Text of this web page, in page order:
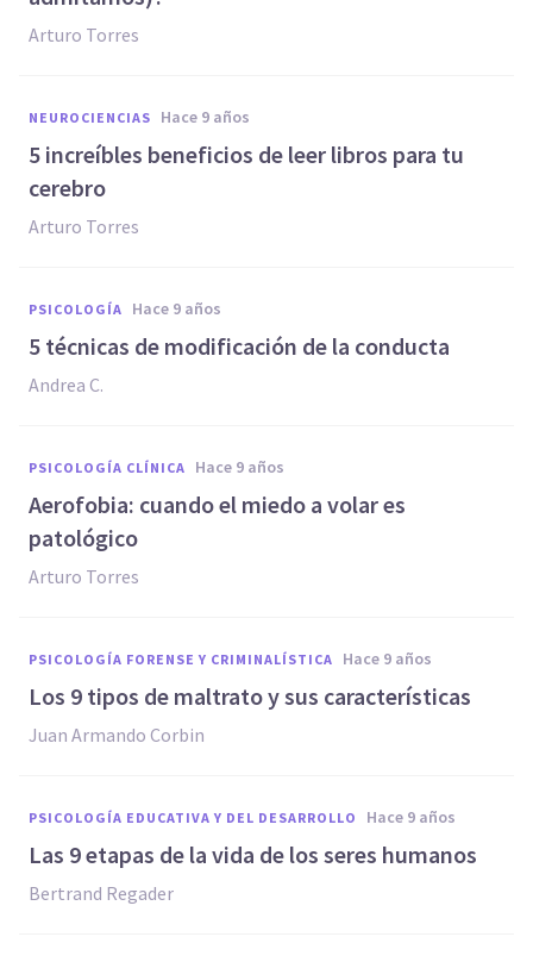
Arturo Torres
NEUROCIENCIAS hace 9 años
​5 increíbles beneficios de leer libros para tu
cerebro
Arturo Torres
PSICOLOGÍA hace 9 años
​5 técnicas de modificación de la conducta
Andrea C.
PSICOLOGÍA CLÍNICA hace 9 años
Aerofobia: cuando el miedo a volar es
patológico
Arturo Torres
PSICOLOGÍA FORENSE Y CRIMINALÍSTICA hace 9 años
​Los 9 tipos de maltrato y sus características
Juan Armando Corbin
PSICOLOGÍA EDUCATIVA Y DEL DESARROLLO hace 9 años
Las 9 etapas de la vida de los seres humanos
Bertrand Regader